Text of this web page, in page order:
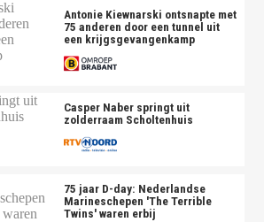
Antonie Kiewnarski ontsnapte met
75 anderen door een tunnel uit
een krijgsgevangenkamp
Casper Naber springt uit
zolderraam Scholtenhuis
75 jaar D-day: Nederlandse
Marineschepen 'The Terrible
Twins' waren erbij